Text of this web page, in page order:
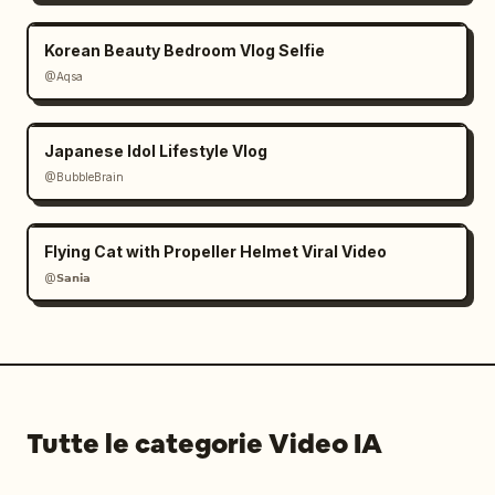
veloce attorno al suo viso mentre i raggi di
giapponese:
「パリ、大好き。」
("Amo Parigi.")
Breve pausa ASMR prima che la musica esploda
di nuovo.
[00:13-00:15]
MONTAGGIO FINALE ULTRA-RAPIDO DI PARIGI:
— Inquadratura di Notre-Dame voltandosi
— Transizione selfie con rotazione veloce
Korean Beauty Bedroom Vlog Selfie
@Aqsa
Japanese Idol Lifestyle Vlog
@BubbleBrain
Flying Cat with Propeller Helmet Viral Video
@𝗦𝗮𝗻𝗶𝗮
Tutte le categorie Video IA